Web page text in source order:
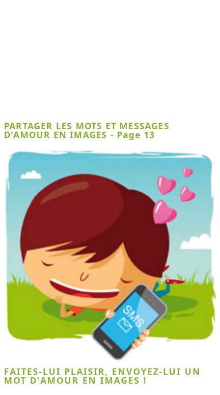
PARTAGER LES MOTS ET MESSAGES
D'AMOUR EN IMAGES - Page 13
FAITES-LUI PLAISIR, ENVOYEZ-LUI UN
MOT D'AMOUR EN IMAGES !